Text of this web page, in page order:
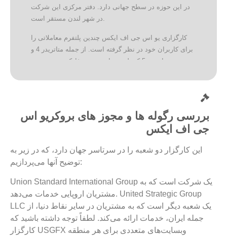
در این حوزه در سطح جهانی دارد. دفتر مرکزی این شرکت
در شهر لندن مستقر است.
کارگزاری یو اس جی اف ایکس چندین پلتفرم معاملاتی را
برای کاربران خود در نظر گرفته است. از جمله متاتریدر 4 و
متاتریدر 5 که پلتفرم‌های محبوب فارکس هستند، در
بورس و اوراق بهادار استرالیا و خدمات مالی این کشور بوده
است. در حال حاضر این شرکت دارای دو مجوز برای انجام
بررسی رگوله ها و مجوز های بروکریو اس
جی اف ایکس
این کارگزار دو شعبه را در سرتاسر جهان دارد، که در زیر به
توضیح آنها می‌پردازیم:
Union Standard International Group یک شرکت است که به
مشتریان اروپایی خدمات می‌دهد. United Strategic Group
LLC یک شعبه دیگر است که به مشتریان در سایر نقاط دنیا، از
جمله ایران، خدمات ارائه می‌کند. لطفاً توجه داشته باشید که
کارگزار USGFX وبسایت‌های متعددی برای هر منطقه